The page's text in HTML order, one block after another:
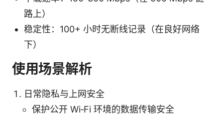
路上）
稳定性：100+ 小时无断线记录（在良好网络
下）
使用场景解析
日常隐私与上网安全
保护公开 Wi‑Fi 环境的数据传输安全